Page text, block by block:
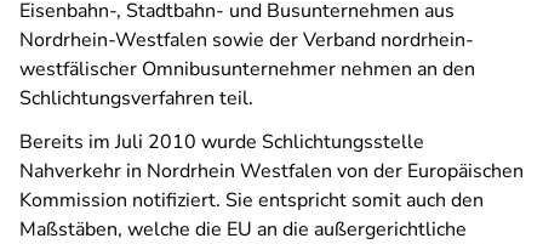
Eisenbahn-, Stadtbahn- und Busunternehmen aus
Nordrhein-Westfalen sowie der Verband nordrhein-
westfälischer Omnibusunternehmer nehmen an den
Schlichtungsverfahren teil.
Bereits im Juli 2010 wurde Schlichtungsstelle
Nahverkehr in Nordrhein Westfalen von der Europäischen
Kommission notifiziert. Sie entspricht somit auch den
Maßstäben, welche die EU an die außergerichtliche